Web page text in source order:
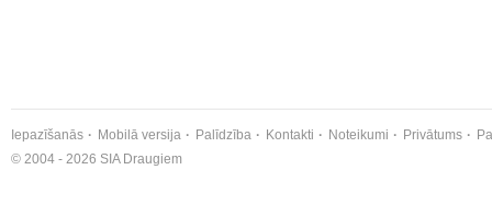
Iepazīšanās Mobilā versija Palīdzība Kontakti Noteikumi Privātums
© 2004 - 2026 SIA Draugiem